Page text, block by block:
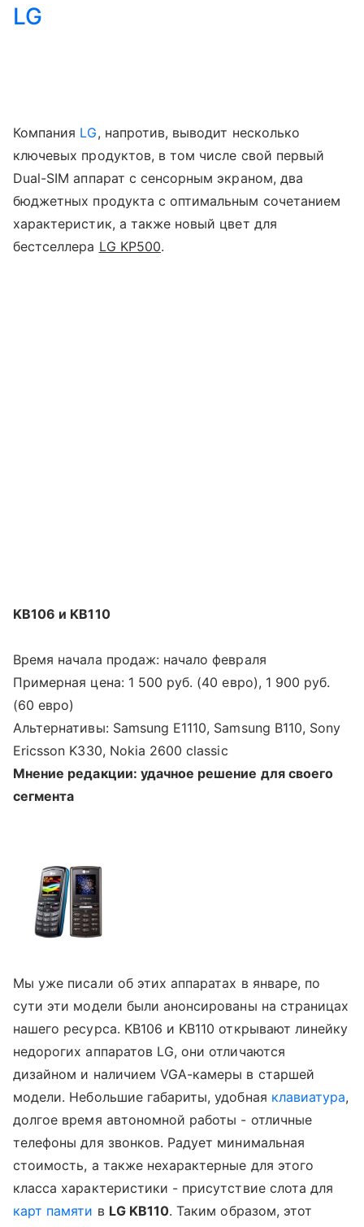
LG
Компания LG, напротив, выводит несколько
ключевых продуктов, в том числе свой первый
Dual-SIM аппарат с сенсорным экраном, два
бюджетных продукта с оптимальным сочетанием
характеристик, а также новый цвет для
бестселлера LG KP500.
KB106 и KB110
Время начала продаж: начало февраля
Примерная цена: 1 500 руб. (40 евро), 1 900 руб.
(60 евро)
Альтернативы: Samsung E1110, Samsung B110, Sony
Ericsson K330, Nokia 2600 classic
Мнение редакции: удачное решение для своего
сегмента
Мы уже писали об этих аппаратах в январе, по
сути эти модели были анонсированы на страницах
нашего ресурса. KB106 и KB110 открывают линейку
недорогих аппаратов LG, они отличаются
дизайном и наличием VGA-камеры в старшей
модели. Небольшие габариты, удобная клавиатура,
долгое время автономной работы - отличные
телефоны для звонков. Радует минимальная
стоимость, а также нехарактерные для этого
класса характеристики - присутствие слота для
карт памяти в LG KB110. Таким образом, этот